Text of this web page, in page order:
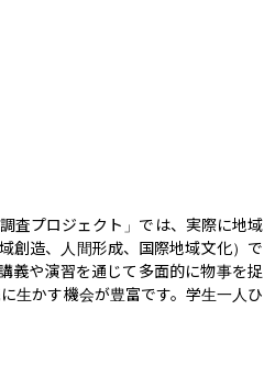
査プロジェクト」では、実際に地域
創造、人間形成、国際地域文化）で
義や演習を通じて多面的に物事を捉
生かす機会が豊富です。学生一人ひ